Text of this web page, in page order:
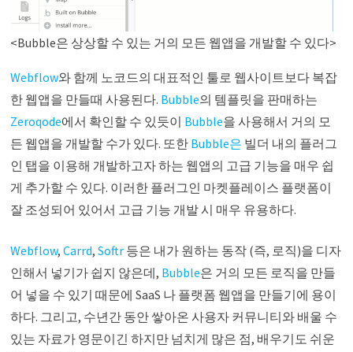
<Bubble은 상상할 수 있는 거의 모든 웹앱을 개발할 수 있다>
Webflow와 함께 노코드의 대표적인 툴로 웹사이트보다 복잡
한 웹앱을 만들때 사용된다. Bubble의 템플릿을 판매하는
Zeroqode에서 확인할 수 있듯이 Bubble을 사용해서 거의 모
든 웹앱을 개발할 수가 있다. 또한 Bubble은 빌더 내의 플러그
인 탭을 이용해 개발하고자 하는 웹앱의 고급 기능을 매우 쉽
게 추가할 수 있다. 이러한 플러그인 마켓플레이스 플랫폼이
잘 조성되어 있어서 고급 기능 개발 시 매우 유용하다.
Webflow,Carrd,Softr 등은 내가 원하는 동작 (즉, 로직)을 디자
인해서 넣기가 쉽지 않은데, Bubble은 거의 모든 로직을 만들
어 넣을 수 있기 때문에 SaaS 나 플랫폼 웹앱을 만들기에 용이
하다. 그리고, 수년간 동안 쌓아온 사용자 커뮤니티와 배울 수
있는 자료가 영문이긴 하지만 넘치게 많은 점, 배우기도 쉬운